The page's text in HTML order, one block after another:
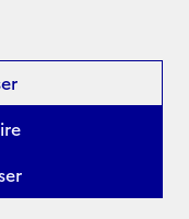
légales, les contenus de